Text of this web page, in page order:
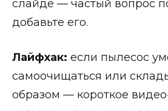
слайде — частый вопрос
добавьте его.
Лайфхак: если пылесос
самоочищаться или
образом — короткое